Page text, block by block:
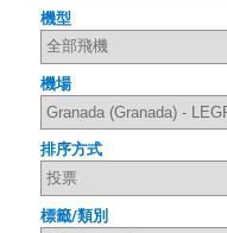
機型
機場
排序方式
標籤/類別